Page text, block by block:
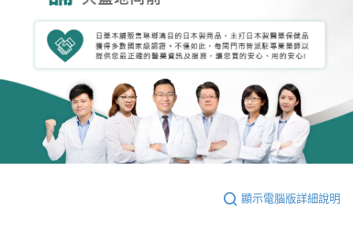
顯示電腦版詳細說明